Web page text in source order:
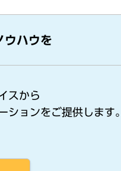
ウハウを
スから
ョンをご提供します。